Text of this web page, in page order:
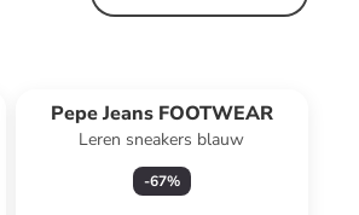
Pepe Jeans FOOTWEAR
Leren sneakers blauw
-67%